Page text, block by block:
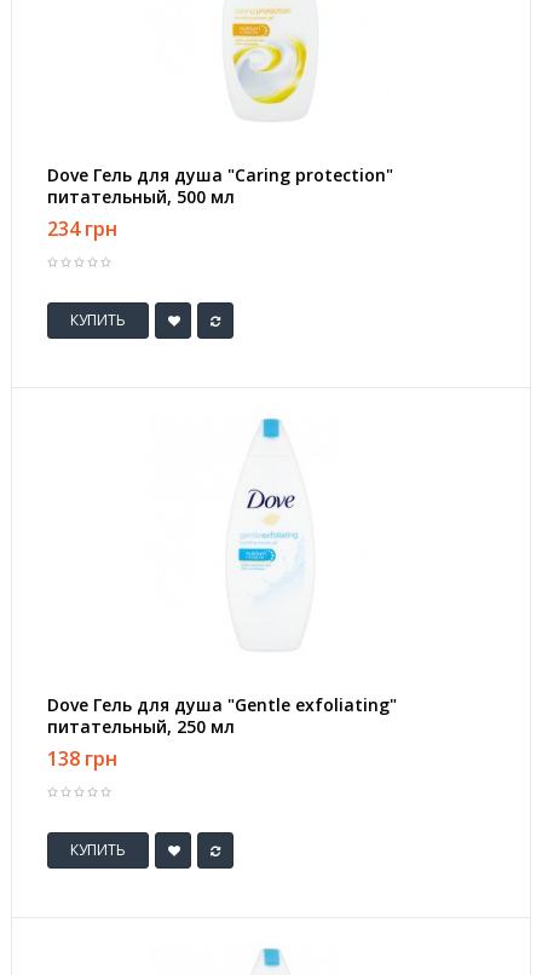
Dove Гель для душа "Caring protection"
питательный, 500 мл
234 грн
КУПИТЬ
Dove Гель для душа "Gentle exfoliating"
питательный, 250 мл
138 грн
КУПИТЬ